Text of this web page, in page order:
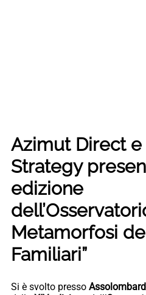
Azimut Direct e
Strategy
edizione
Metamorfosi
Familiari”
Si è svolto presso